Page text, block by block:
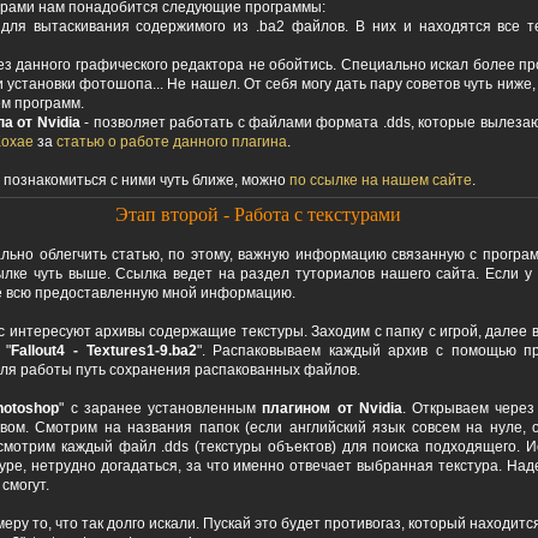
нам понадобится следующие программы:
вытаскивания содержимого из .ba2 файлов. В них и находятся все
данного графического редактора не обойтись. Специально искал более
установки фотошопа... Не нашел. От себя могу дать пару советов чуть
программ.
от Nvidia- позволяет работать с файлами формата .dds, которые
за статью о работе данного плагина.
с ними чуть ближе, можно по ссылке на нашем сайте.
Этап второй - Работа с текстурами
облегчить статью, по этому, важную информацию связанную с
чуть выше. Ссылка ведет на раздел туториалов нашего сайта. Если у
всю предоставленную мной информацию.
интересуют архивы содержащие текстуры. Заходим с папку с игрой, далее
"Fallout4 - Textures1-9.ba2". Распаковываем каждый архив с помощью
работы путь сохранения распакованных файлов.
" с заранее установленнымплагином от Nvidia. Открываем
Смотрим на названия папок (если английский язык совсем на нуле,
каждый файл .dds (текстуры объектов) для поиска подходящего.
нетрудно догадаться, за что именно отвечает выбранная текстура.
то, что так долго искали. Пускай это будет противогаз, который